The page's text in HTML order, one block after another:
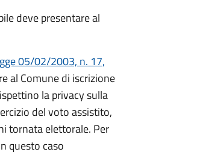
deve presentare al
05/02/2003, n. 17,
al Comune di iscrizione
la privacy sulla
del voto assistito,
tornata elettorale. Per
questo caso